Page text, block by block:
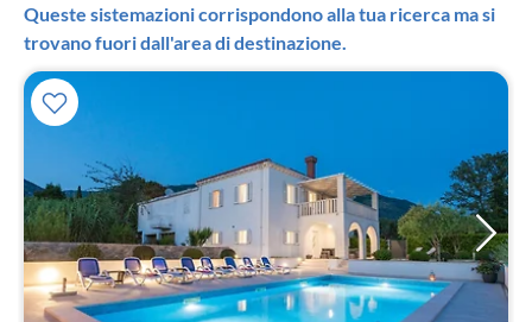
Queste sistemazioni corrispondono alla tua ricerca ma si
trovano fuori dall'area di destinazione.